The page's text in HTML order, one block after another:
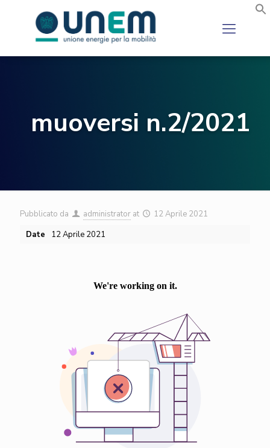
muoversi n.2/2021
Pubblicato da administrator at
12 Aprile 2021
Date
12 Aprile 2021